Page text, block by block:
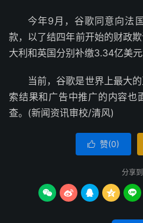
今年9月，谷歌同意向法
款，以了结四年前开始的财政
大利和英国分别补缴3.34亿美元
当前，谷歌是世界上最大
索结果和广告中推广的内容也
查。(新闻资讯审校/清风)
 赞(0)
分享到
    